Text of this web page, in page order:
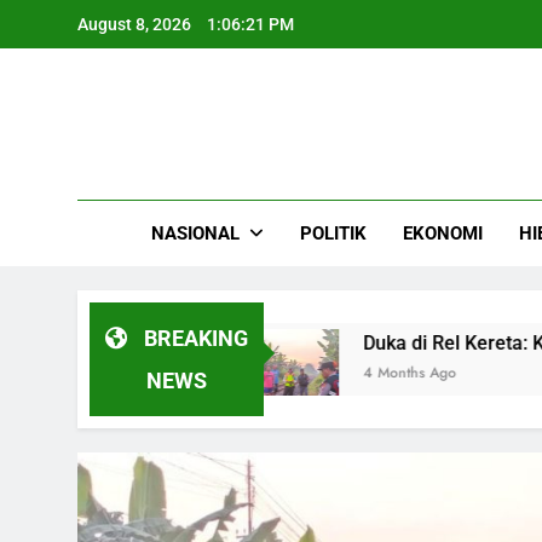
August 8, 2026 1:06:22 PM
NASIONAL POLITIK EKONOMI
BREAKING
NEWS
Duka di Rel Kereta: Kisah Pilu Wanita
4 Months Ago